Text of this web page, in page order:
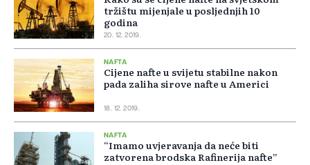
tržištu mijenjale u posljednjih 10
godina
20. 12. 2019.
NAFTA
Cijene nafte u svijetu stabilne nakon
pada zaliha sirove nafte u Americi
18. 12. 2019.
NAFTA
“Imamo uvjeravanja da neće biti
zatvorena brodska Rafinerija nafte”